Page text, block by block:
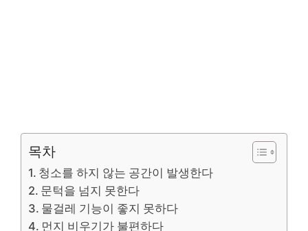
목차
청소를 하지 않는 공간이 발생한다
문턱을 넘지 못한다
물걸레 기능이 좋지 못하다
먼지 비우기가 불편하다